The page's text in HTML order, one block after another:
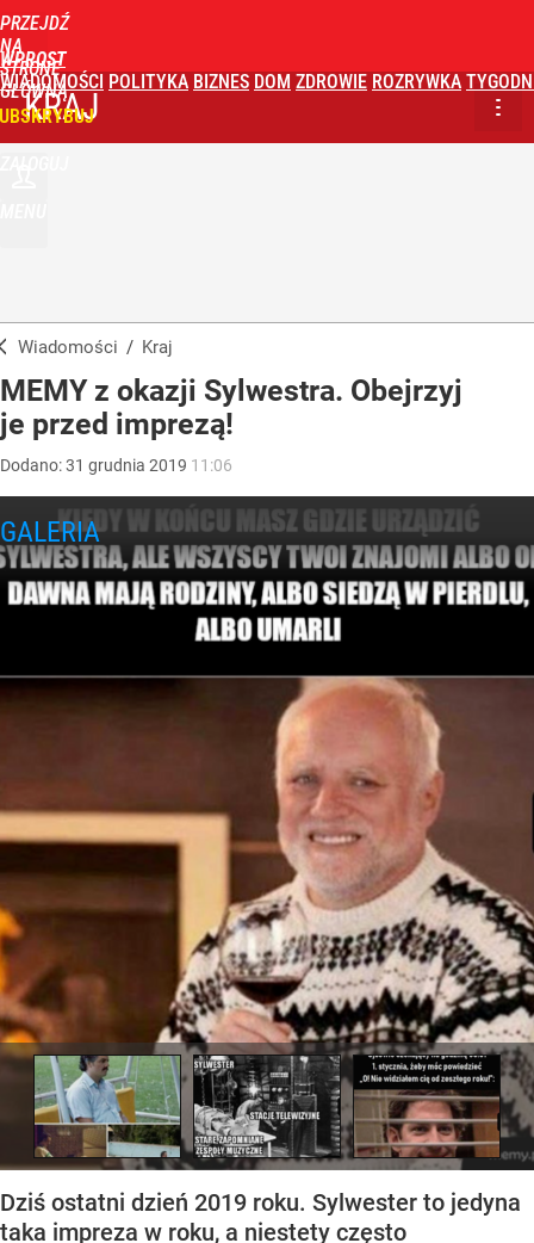
PRZEJDŹ
NA
STRONĘ
GŁÓWNĄ
WPROST
WIADOMOŚCI POLITYKA BIZNES DOM ZDROWIE ROZRYWKA
KRAJ
Wiadomości / Kraj
MEMY z okazji Sylwestra. Obejrzyj
je przed imprezą!
Dodano:31 grudnia 2019 11:06
Dziś ostatni dzień 2019 roku. Sylwester to jedyna
taka impreza w roku, a niestety często